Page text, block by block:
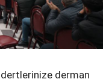
dertlerinize derman